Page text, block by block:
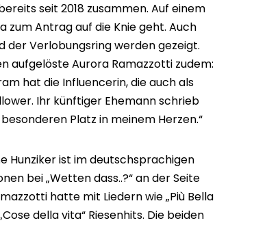
seit 2018 zusammen. Auf einem
zum Antrag auf die Knie geht. Auch
der Verlobungsring werden gezeigt.
aufgelöste Aurora Ramazzotti zudem:
hat die Influencerin, die auch als
Ihr künftiger Ehemann schrieb
Platz in meinem Herzen.“
Hunziker ist im deutschsprachigen
bei „Wetten dass..?“ an der Seite
hatte mit Liedern wie „Più Bella
della vita“ Riesenhits. Die beiden